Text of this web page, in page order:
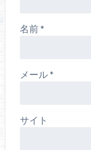
名前*
メール*
サイト